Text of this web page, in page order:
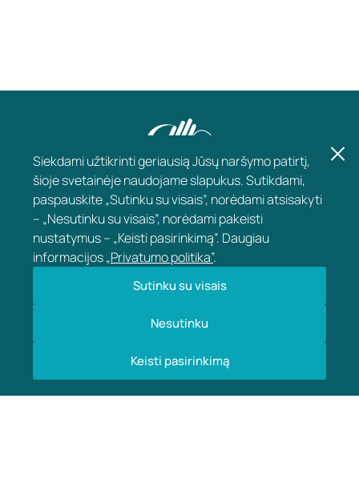
Siekdami užtikrinti geriausią Jūsų naršymo patirtį,
šioje svetainėje naudojame slapukus. Sutikdami,
paspauskite „Sutinku su visais”, norėdami atsisakyti
– „Nesutinku su visais”, norėdami pakeisti
nustatymus – „Keisti pasirinkimą”. Daugiau
informacijos„Privatumo politika”.
Sutinku su visais
Nesutinku
Keisti pasirinkimą
INFORMACIJA